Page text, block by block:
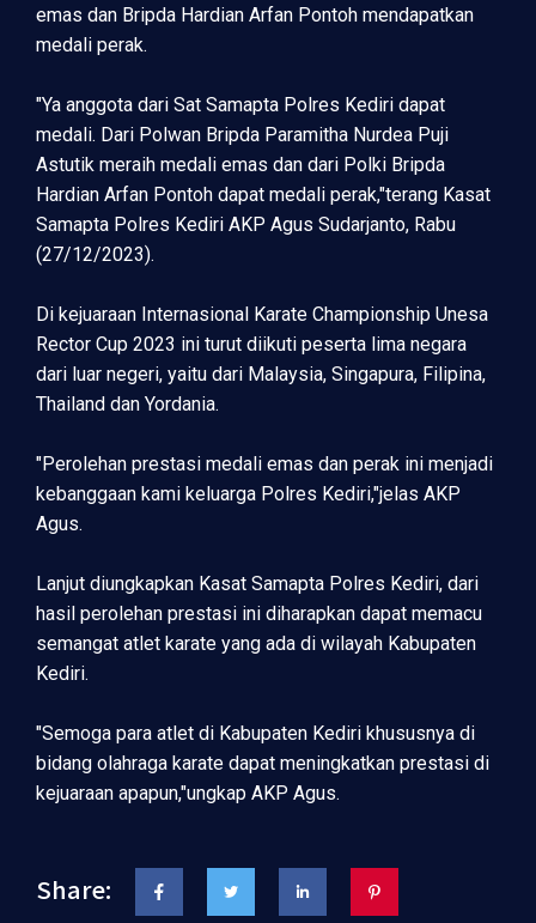
emas dan Bripda Hardian Arfan Pontoh mendapatkan
medali perak.
"Ya anggota dari Sat Samapta Polres Kediri dapat
medali. Dari Polwan Bripda Paramitha Nurdea Puji
Astutik meraih medali emas dan dari Polki Bripda
Hardian Arfan Pontoh dapat medali perak,"terang Kasat
Samapta Polres Kediri AKP Agus Sudarjanto, Rabu
(27/12/2023).
Di kejuaraan Internasional Karate Championship Unesa
Rector Cup 2023 ini turut diikuti peserta lima negara
dari luar negeri, yaitu dari Malaysia, Singapura, Filipina,
Thailand dan Yordania.
"Perolehan prestasi medali emas dan perak ini menjadi
kebanggaan kami keluarga Polres Kediri,"jelas AKP
Agus.
Lanjut diungkapkan Kasat Samapta Polres Kediri, dari
hasil perolehan prestasi ini diharapkan dapat memacu
semangat atlet karate yang ada di wilayah Kabupaten
Kediri.
"Semoga para atlet di Kabupaten Kediri khususnya di
bidang olahraga karate dapat meningkatkan prestasi di
kejuaraan apapun,"ungkap AKP Agus.
Share: